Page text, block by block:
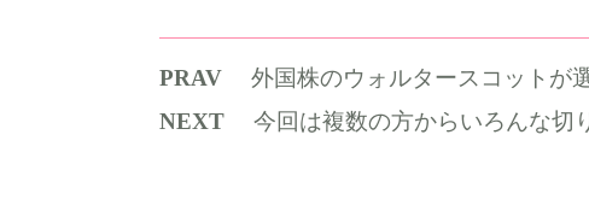
PRAV
外国株のウォルタースコットが選び、さ
NEXT
今回は複数の方からいろんな切